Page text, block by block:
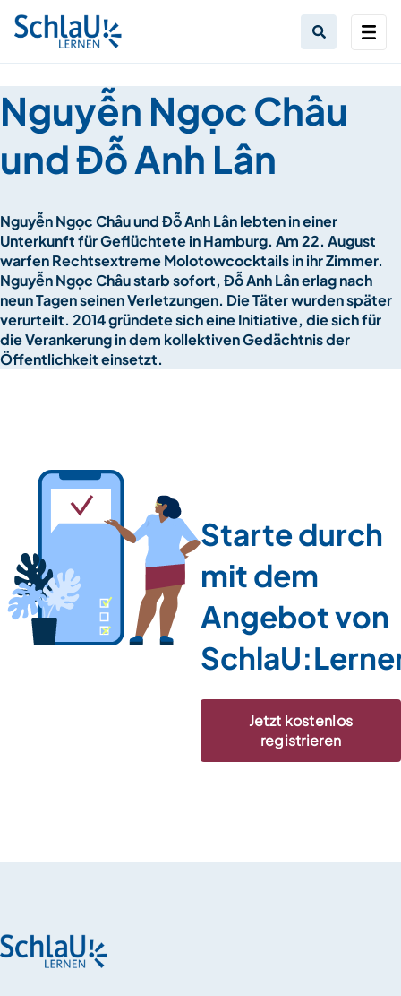
Nguyễn Ngọc Châu
und Đỗ Anh Lân
Nguyễn Ngọc Châu und Đỗ Anh Lân lebten in einer
Unterkunft für Geflüchtete in Hamburg. Am 22. August
warfen Rechtsextreme Molotowcocktails in ihr Zimmer.
Nguyễn Ngọc Châu starb sofort, Đỗ Anh Lân erlag nach
neun Tagen seinen Verletzungen. Die Täter wurden später
verurteilt. 2014 gründete sich eine Initiative, die sich für
die Verankerung in dem kollektiven Gedächtnis der
Öffentlichkeit einsetzt.
Starte durch
mit dem
Angebot von
Jetzt kostenlos
registrieren